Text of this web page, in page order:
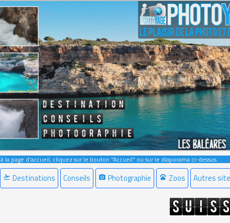
la page d'accueil, cliquez sur le bouton "Accueil" ou sur le diaporama ci-dessus.
Destinations Conseils Photographie Zoos Autres